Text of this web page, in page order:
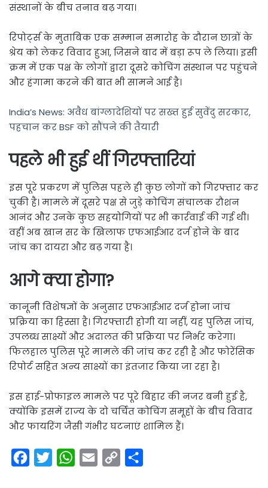
संस्थानों के बीच तनाव बढ़ गया।
रिपोर्ट्स के मुताबिक एक सम्मान समारोह के दौरान छात्रों के
श्रेय को लेकर विवाद हुआ, जिसने बाद में बड़ा रूप ले लिया। इसी
क्रम में एक पक्ष के लोगों द्वारा दूसरे कोचिंग संस्थान पर पहुंचने
और हंगामा करने की बात भी सामने आई है।
India’s News: अवैध बांग्लादेशियों पर सख्त हुई सुवेंदु सरकार,
पहचान कर BSF को सौंपने की तैयारी
पहले भी हुई थीं गिरफ्तारियां
इस पूरे प्रकरण में पुलिस पहले ही कुछ लोगों को गिरफ्तार कर
चुकी है। मामले में दूसरे पक्ष से जुड़े कोचिंग संचालक रौशन
आनंद और उनके कुछ सहयोगियों पर भी कार्रवाई की गई थी।
वहीं अब खान सर के खिलाफ एफआईआर दर्ज होने के बाद
जांच का दायरा और बढ़ गया है।
आगे क्या होगा?
कानूनी विशेषज्ञों के अनुसार एफआईआर दर्ज होना जांच
प्रक्रिया का हिस्सा है। गिरफ्तारी होगी या नहीं, यह पुलिस जांच,
उपलब्ध साक्ष्यों और अदालत की प्रक्रिया पर निर्भर करेगा।
फिलहाल पुलिस पूरे मामले की जांच कर रही है और फोरेंसिक
रिपोर्ट सहित अन्य साक्ष्यों का इंतजार किया जा रहा है।
इस हाई-प्रोफाइल मामले पर पूरे बिहार की नजर बनी हुई है,
क्योंकि इसमें राज्य के दो चर्चित कोचिंग समूहों के बीच विवाद
और फायरिंग जैसी गंभीर घटनाएं शामिल हैं।
W